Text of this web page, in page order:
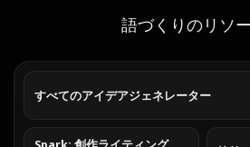
語づくりのリソー
すべてのアイデアジェネレーター